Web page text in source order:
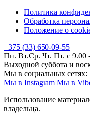
Политика
Обработка
Положение о
+375 (33) 650-09-55
Пн. Вт.Ср. Чт. Пт. с 9.00
Выходной суббота и
Мы в социальных сетях:
Мы в Instagram Мы в
Использование
владельца.